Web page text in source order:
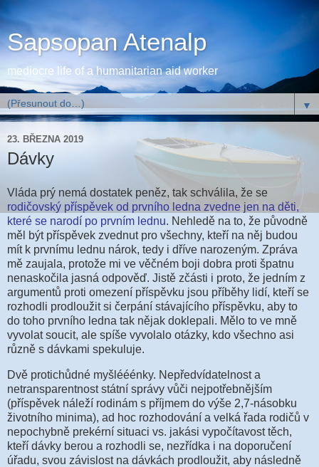
Sapsopan Atenalp
mediocre life of a humanitarian aid worker
▼
23. BŘEZNA 2019
Dávky
Vláda prý nemá dostatek peněz, tak schválila, že se
rodičovský příspěvek od prvního ledna zvedne jen na děti,
které se narodí po prvním lednu. Nehledě na to, že původně
měl být příspěvek zvednut pro všechny, kteří na něj budou
mít k prvnímu lednu nárok, tedy i dříve narozeným. Zpráva
mě zaujala, protože mi ve věčném boji dobra proti špatnu
nenaskočila jasná odpověď. Jistě zčásti i proto, že jedním z
argumentů proti omezení příspěvku jsou příběhy lidí, kteří se
rozhodli prodloužit si čerpání stávajícího příspěvku, aby to
do toho prvního ledna tak nějak doklepali. Mělo to ve mně
vyvolat soucit, ale spíše vyvolalo otázky, kdo všechno asi
různě s dávkami spekuluje.
Dvě protichůdné myšlééénky. Nepředvídatelnost a
netransparentnost státní správy vůči nejpotřebnějším
(příspěvek náleží rodinám s příjmem do výše 2,7-násobku
životního minima), ad hoc rozhodování a velká řada rodičů v
nepochybně prekérní situaci vs. jakási vypočítavost těch,
kteří dávky berou a rozhodli se, nezřídka i na doporučení
úřadu, svou závislost na dávkách prodloužit, aby následně